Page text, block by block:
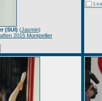
(SUI) (Jasmin)
2015 Montpellier